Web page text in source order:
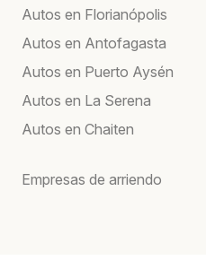
Autos en Florianópolis
Autos en Antofagasta
Autos en Puerto Aysén
Autos en La Serena
Autos en Chaiten
Empresas de arriendo